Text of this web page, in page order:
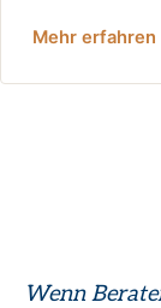
Mehr
Wenn